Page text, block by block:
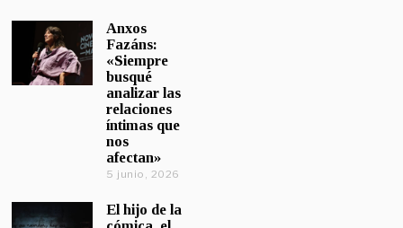
Anxos
Fazáns:
«Siempre
busqué
analizar las
relaciones
íntimas que
nos
afectan»
5 junio, 2026
El hijo de la